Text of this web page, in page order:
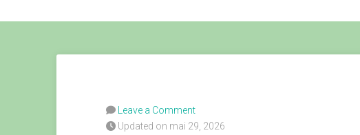
Leave a Comment
Updated on mai 29, 2026